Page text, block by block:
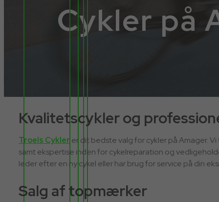
Cykler på
Kvalitetscykler og
Troels Cykler er dit bedste valg for cykler på Amager.
samt ekspertise inden for cykelreparation og
leder efter en ny cykel eller har brug for service på din
Salg af topmærker